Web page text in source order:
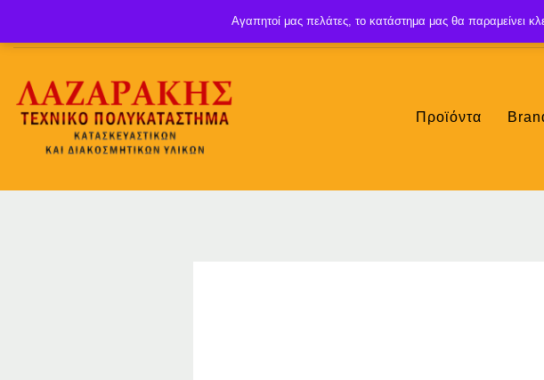
Προϊόντα
Αγαπητοί μας πελάτες, το κατάστημα μας θα παραμείνει